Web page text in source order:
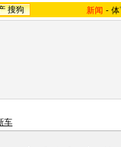
搜狗 新闻 -
车